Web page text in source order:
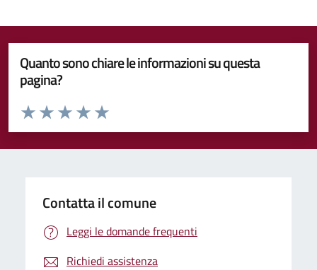
Quanto sono chiare le informazioni su questa
pagina?
Valuta da 1 a 5 stelle la pagina
Valuta 5 stelle su 5
Valuta 4 stelle su 5
Valuta 3 stelle su 5
Valuta 2 stelle su 5
Valuta 1 stelle su 5
Contatta il comune
Leggi le domande frequenti
Richiedi assistenza